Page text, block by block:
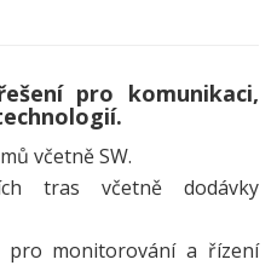
pro komunikaci,
včetně SW.
tras včetně dodávky
pro monitorování a řízení